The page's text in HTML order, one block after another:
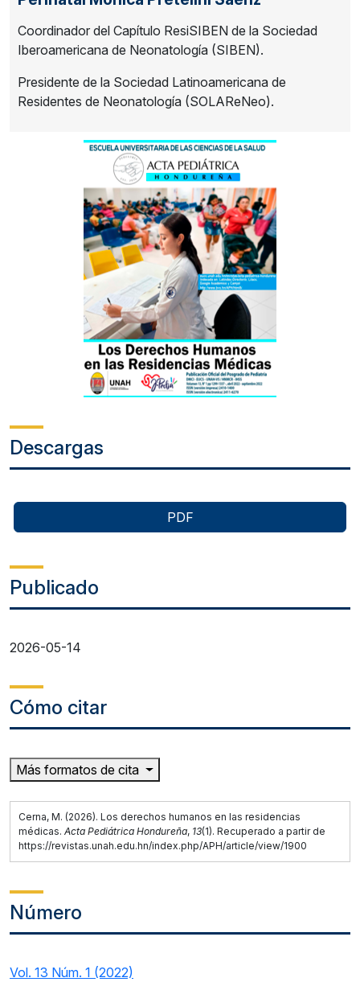
Coordinador del Capítulo ResiSIBEN de la Sociedad
Iberoamericana de Neonatología (SIBEN).
Presidente de la Sociedad Latinoamericana de
Residentes de Neonatología (SOLAReNeo).
Descargas
PDF
Publicado
2026-05-14
Cómo citar
Más formatos de cita
Cerna, M. (2026). Los derechos humanos en las residencias
médicas. Acta Pediátrica Hondureña, 13(1). Recuperado a partir de
https://revistas.unah.edu.hn/index.php/APH/article/view/1900
Número
Vol. 13 Núm. 1 (2022)